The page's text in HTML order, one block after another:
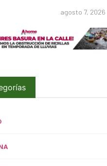
agosto 7, 2026